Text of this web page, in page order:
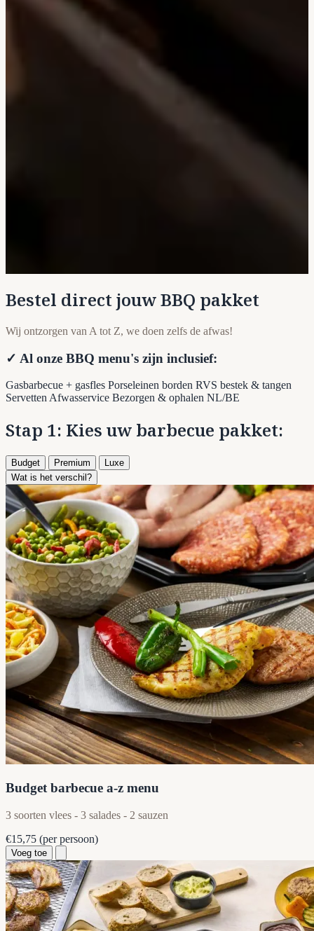
Bestel direct jouw BBQ pakket
Wij ontzorgen van A tot Z, we doen zelfs de afwas!
✓ Al onze BBQ menu's zijn inclusief:
Gasbarbecue + gasfles Porseleinen borden RVS bestek & tangen
ServettenAfwasservice Bezorgen & ophalen NL/BE
Stap 1: Kies uw barbecue pakket:
Budget Premium
Luxe
Wat is het verschil?
Budget barbecue a-z menu
3 soorten vlees - 3 salades - 2 sauzen
€15,75 (per persoon)
Voeg toe